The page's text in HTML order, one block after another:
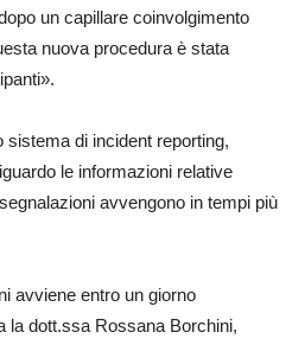
un capillare coinvolgimento
nuova procedura è stata
sistema di incident reporting,
le informazioni relative
avvengono in tempi più
avviene entro un giorno
la dott.ssa Rossana Borchini,